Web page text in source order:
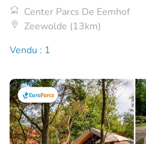
Center Parcs De Eemhof
Zeewolde (13km)
Vendu : 1